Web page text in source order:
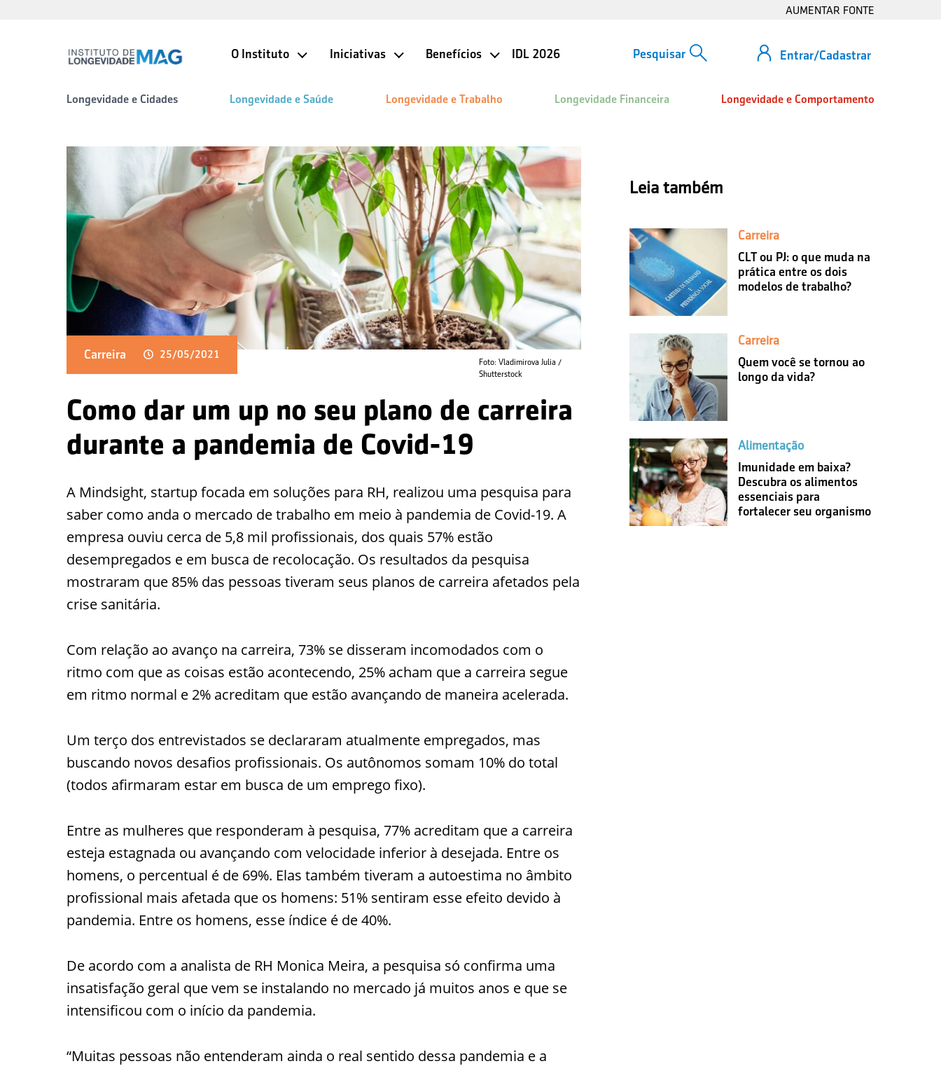
AUMENTAR FONTE
Entrar/Cadastrar
O Instituto Iniciativas Benefícios IDL 2026
Longevidade e Cidades Longevidade e Saúde Longevidade e Trabalho Longevidade Financeira Longevidade e Comportamento
Foto: Vladimirova Julia /
Shutterstock
Carreira 25/05/2021
Como dar um up no seu plano de carreira
durante a pandemia de Covid-19
A Mindsight, startup focada em soluções para RH, realizou uma pesquisa para
saber como anda o mercado de trabalho em meio à pandemia de Covid-19. A
empresa ouviu cerca de 5,8 mil profissionais, dos quais 57% estão
desempregados e em busca de recolocação. Os resultados da pesquisa
mostraram que 85% das pessoas tiveram seus planos de carreira afetados pela
crise sanitária.
Com relação ao avanço na carreira, 73% se disseram incomodados com o
ritmo com que as coisas estão acontecendo, 25% acham que a carreira segue
em ritmo normal e 2% acreditam que estão avançando de maneira acelerada.
Um terço dos entrevistados se declararam atualmente empregados, mas
buscando novos desafios profissionais. Os autônomos somam 10% do total
(todos afirmaram estar em busca de um emprego fixo).
Entre as mulheres que responderam à pesquisa, 77% acreditam que a carreira
esteja estagnada ou avançando com velocidade inferior à desejada. Entre os
homens, o percentual é de 69%. Elas também tiveram a autoestima no âmbito
profissional mais afetada que os homens: 51% sentiram esse efeito devido à
pandemia. Entre os homens, esse índice é de 40%.
De acordo com a analista de RH Monica Meira, a pesquisa só confirma uma
insatisfação geral que vem se instalando no mercado já muitos anos e que se
intensificou com o início da pandemia.
“Muitas pessoas não entenderam ainda o real sentido dessa pandemia e a
Leia também
Carreira
CLT ou PJ: o que muda na
prática entre os dois
modelos de trabalho?
Carreira
Quem você se tornou ao
longo da vida?
Alimentação
Imunidade em baixa?
Descubra os alimentos
essenciais para
fortalecer seu organismo